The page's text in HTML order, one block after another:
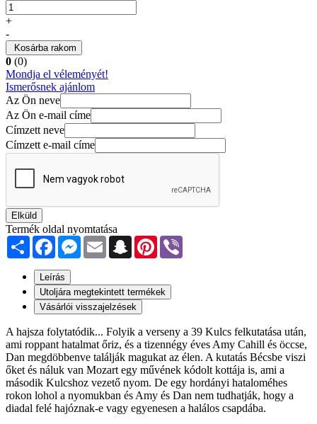
+
-
Kosárba rakom
0 (0)
Mondja el véleményét!
Ismerősnek ajánlom
Az Ön neve
Az Ön e-mail címe
Címzett neve
Címzett e-mail címe
Elküld
Termék oldal nyomtatása
Share FacebookMessenger
Email SnapchatPinterest
Leírás
Utoljára megtekintett termékek
Vásárlói visszajelzések
A hajsza folytatódik... Folyik a verseny a 39 Kulcs felkutatása után,
ami roppant hatalmat őriz, és a tizennégy éves Amy Cahill és öccse,
Dan megdöbbenve találják magukat az élen. A kutatás Bécsbe viszi
őket és náluk van Mozart egy művének kódolt kottája is, ami a
második Kulcshoz vezető nyom. De egy hordányi hataloméhes
rokon lohol a nyomukban és Amy és Dan nem tudhatják, hogy a
diadal felé hajóznak-e vagy egyenesen a halálos csapdába.